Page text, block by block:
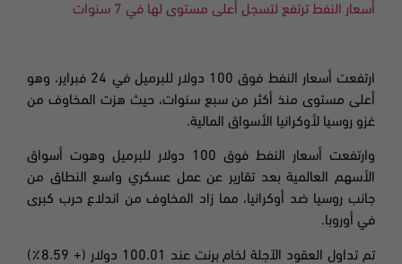
أسعار النفط ترتفع لتسجل أعلى مستوى لها في 7 سنوات
ارتفعت أسعار النفط فوق 100 دولار للبرميل في 24 فبراير، وهو
أعلى مستوى منذ أكثر من سبع سنوات، حيث هزت المخاوف من
غزو روسيا لأوكرانيا الأسواق المالية.
وارتفعت أسعار النفط فوق 100 دولار للبرميل وهوت أسواق
الأسهم العالمية بعد تقارير عن عمل عسكري واسع النطاق من
جانب روسيا ضد أوكرانيا، مما زاد المخاوف من اندلاع حرب كبرى
في أوروبا.
تم تداول العقود الآجلة لخام برنت عند 100.01 دولار (+ 8.59٪)